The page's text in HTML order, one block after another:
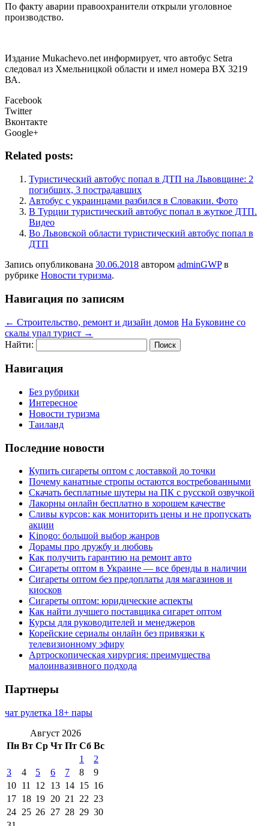
По факту аварии правоохранители открыли уголовное
производство.
Издание Mukachevo.net информирует, что автобус Setra
следовал из Хмельницкой области и имел номера ВХ 3219
ВА.
Facebook
Twitter
Вконтакте
Google+
Related posts:
Туристический автобус попал в ДТП на Львовщине: 2
погибших, 3 пострадавших
Автобус с украинцами разбился в Словакии. Фото
В Турции туристический автобус попал в жуткое ДТП.
Видео
Во Львовской области туристический автобус попал в
ДТП
Запись опубликована 30.06.2018 автором adminGWPв
рубрике Новости туризма.
Навигация по записям
← Строительство, ремонт и дизайн домов На Буковине со
скалы упал турист →
Найти:
Навигация
Без рубрики
Интересное
Новости туризма
Таиланд
Последние новости
Купить сигареты оптом с доставкой до точки
Почему канатные стропы остаются востребованными
Скачать бесплатные шутеры на ПК с русской озвучкой
Лакорны онлайн бесплатно в хорошем качестве
Сливы курсов: как мониторить цены и не пропускать
акции
Kinogo: большой выбор жанров
Дорамы про дружбу и любовь
Как получить гарантию на ремонт авто
Сигареты оптом в Украине — все бренды в наличии
Сигареты оптом без предоплаты для магазинов и
киосков
Сигареты оптом: юридические аспекты
Как найти лучшего поставщика сигарет оптом
Курсы для руководителей и менеджеров
Корейские сериалы онлайн без привязки к
телевизионному эфиру
Артроскопическая хирургия: преимущества
малоинвазивного подхода
Партнеры
чат рулетка 18+ пары
Август 2026
Пн Вт Ср Чт Пт Сб Вс
1
2
3
4 5 6 7 8
9
10 11 12 13 14 15 16
17 18 19 20 21 22 23
24 25 26 27 28 29 30